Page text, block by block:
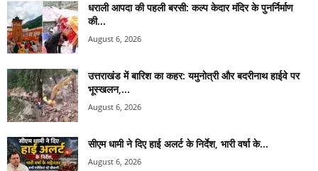
धराली आपदा की पहली बरसी: कल्प केदार मंदिर के पुनर्निर्माण
की...
August 6, 2026
उत्तराखंड में बारिश का कहर: यमुनोत्री और बदरीनाथ हाईवे पर
भूस्खलन,...
August 6, 2026
सीएम धामी ने दिए हाई अलर्ट के निर्देश, भारी वर्षा के...
August 6, 2026